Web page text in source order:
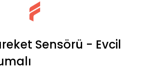
Sensörü - Evcil